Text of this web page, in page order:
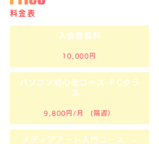
料金表
入会登録料
10,000円
パソコン初心者コース-PCクラ
ス
9,800円/月 (隔週）
メディアアート入門コース -